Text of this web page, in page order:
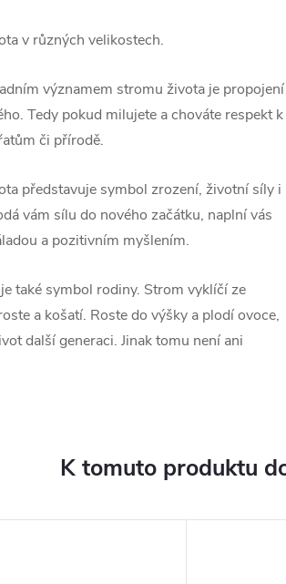
v různých velikostech.
významem stromu života je propojení
Tedy pokud milujete a chováte respekt k
či přírodě.
představuje symbol zrození, životní síly i
vám sílu do nového začátku, naplní vás
a pozitivním myšlením.
také symbol rodiny. Strom vyklíčí ze
a košatí. Roste do výšky a plodí ovoce,
další generaci. Jinak tomu není ani
K tomuto produktu